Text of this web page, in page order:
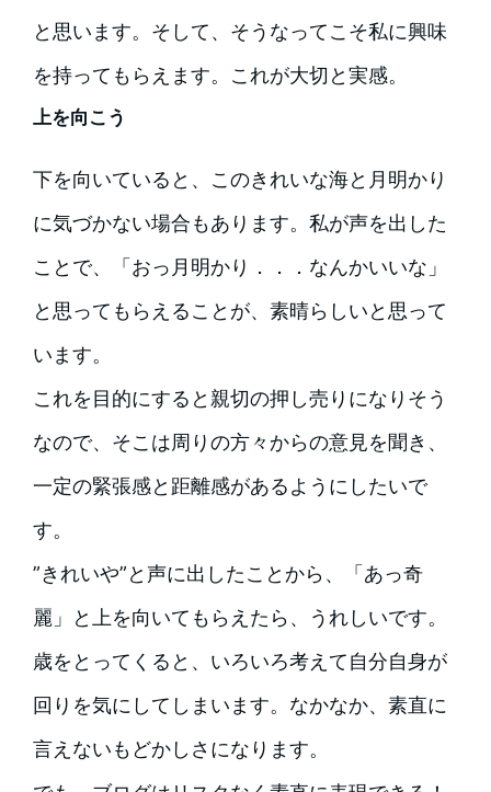
と思います。そして、そうなってこそ私に興味
を持ってもらえます。これが大切と実感。
上を向こう
下を向いていると、このきれいな海と月明かり
に気づかない場合もあります。私が声を出した
ことで、「おっ月明かり．．．なんかいいな」
と思ってもらえることが、素晴らしいと思って
います。
これを目的にすると親切の押し売りになりそう
なので、そこは周りの方々からの意見を聞き、
一定の緊張感と距離感があるようにしたいで
す。
”きれいや”と声に出したことから、「あっ奇
麗」と上を向いてもらえたら、うれしいです。
歳をとってくると、いろいろ考えて自分自身が
回りを気にしてしまいます。なかなか、素直に
言えないもどかしさになります。